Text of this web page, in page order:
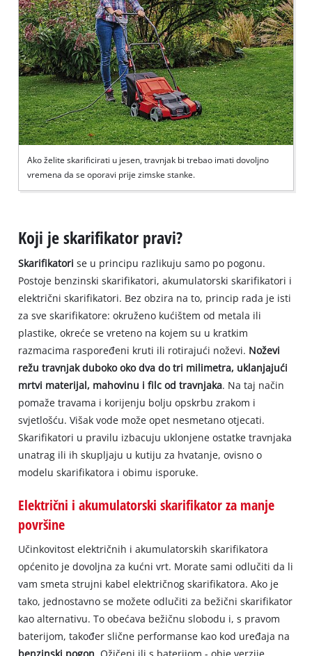
Ako želite skarificirati u jesen, travnjak bi trebao imati dovoljno
vremena da se oporavi prije zimske stanke.
Koji je skarifikator pravi?
Skarifikatori se u principu razlikuju samo po pogonu.
Postoje benzinski skarifikatori, akumulatorski skarifikatori i
električni skarifikatori. Bez obzira na to, princip rada je isti
za sve skarifikatore: okruženo kućištem od metala ili
plastike, okreće se vreteno na kojem su u kratkim
razmacima raspoređeni kruti ili rotirajući noževi. Noževi
režu travnjak duboko oko dva do tri milimetra, uklanjajući
mrtvi materijal, mahovinu i filc od travnjaka. Na taj način
pomaže travama i korijenju bolju opskrbu zrakom i
svjetlošću. Višak vode može opet nesmetano otjecati.
Skarifikatori u pravilu izbacuju uklonjene ostatke travnjaka
unatrag ili ih skupljaju u kutiju za hvatanje, ovisno o
modelu skarifikatora i obimu isporuke.
Električni i akumulatorski skarifikator za manje
površine
Učinkovitost električnih i akumulatorskih skarifikatora
općenito je dovoljna za kućni vrt. Morate sami odlučiti da li
vam smeta strujni kabel električnog skarifikatora. Ako je
tako, jednostavno se možete odlučiti za bežični skarifikator
kao alternativu. To obećava bežičnu slobodu i, s pravom
baterijom, također slične performanse kao kod uređaja na
benzinski pogon . Ožičeni ili s baterijom - obje verzije